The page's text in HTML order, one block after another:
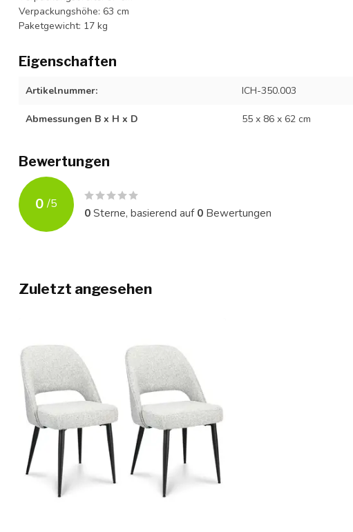
Verpackungshöhe: 63 cm
Paketgewicht: 17 kg
Eigenschaften
Artikelnummer: ICH-350.003
Abmessungen B x H x D 55 x 86 x 62 cm
Bewertungen
0 /5
0Sterne, basierend auf0 Bewertungen
Zuletzt angesehen